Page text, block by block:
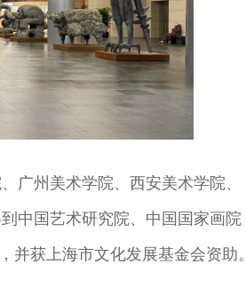
广州美术学院、西安美术学院、
中国艺术研究院、中国国家画院
并获上海市文化发展基金会资助。